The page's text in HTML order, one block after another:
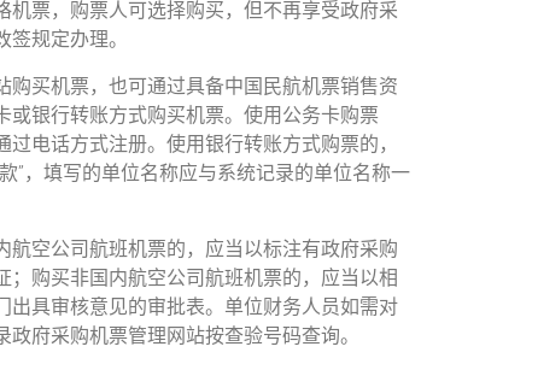
票，购票人可选择购买，但不再享受政府采
规定办理。
买机票，也可通过具备中国民航机票销售资
或银行转账方式购买机票。使用公务卡购票
电话方式注册。使用银行转账方式购票的，
”，填写的单位名称应与系统记录的单位名称一
空公司航班机票的，应当以标注有政府采购
购买非国内航空公司航班机票的，应当以相
具审核意见的审批表。单位财务人员如需对
府采购机票管理网站按查验号码查询。